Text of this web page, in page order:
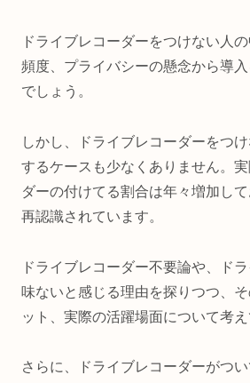
ドライブレコーダーをつけない人
頻度、プライバシーの懸念から導
でしょう。
しかし、ドライブレコーダーをつ
するケースも少なくありません。
ダーの付けてる割合は年々増加し
再認識されています。
ドライブレコーダー不要論や、ド
味ないと感じる理由を探りつつ、
ット、実際の活躍場面について考え
さらに、ドライブレコーダーがつ